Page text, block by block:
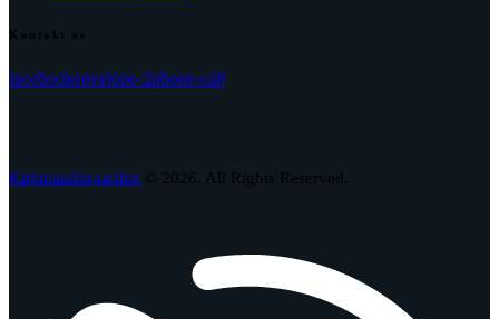
Kontakt os
facebookenvelope-2phone-call
Købmandsgaarden © 2026. All Rights Reserved.